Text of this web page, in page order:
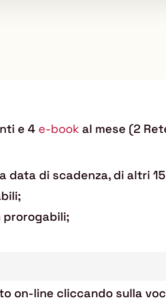
e 4 e-book al mese (2
data di scadenza, di altri
prorogabili;
on-line cliccando sulla